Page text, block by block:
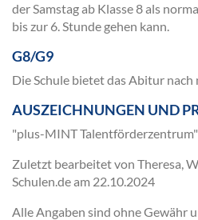
der Samstag ab Klasse 8 als
bis zur 6. Stunde gehen kann.
G8/G9
Die Schule bietet das Abitur nach
AUSZEICHNUNGEN UND
"plus-MINT Talentförderzentrum"
Zuletzt bearbeitet von Theresa,
Schulen.de am 22.10.2024
Alle Angaben sind ohne Gewähr